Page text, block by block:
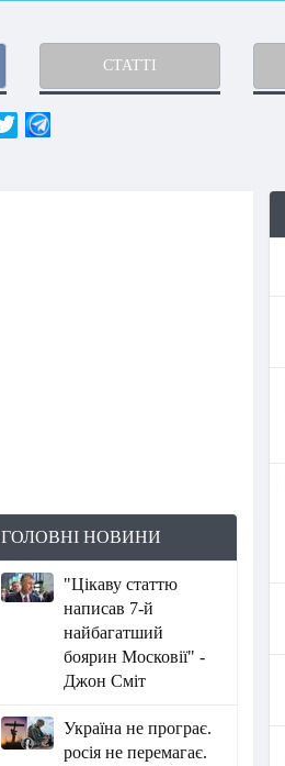
СТАТТІ
ГОЛОВНІ НОВИНИ
"Цікаву статтю
написав 7-й
найбагатший
боярин Московії" -
Джон Сміт
Україна не програє.
росія не перемагає.